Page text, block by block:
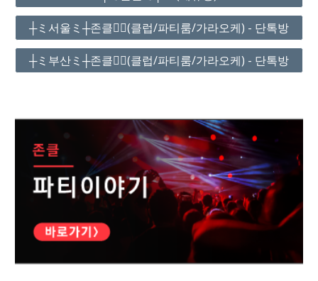
┼ミ서울ミ┼존클❤️‍🔥(클럽/파티룸/가라오케) - 단톡방
┼ミ부산ミ┼존클❤️‍🔥(클럽/파티룸/가라오케) - 단톡방